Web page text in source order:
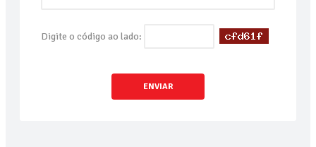
Digite o código ao lado:
ENVIAR